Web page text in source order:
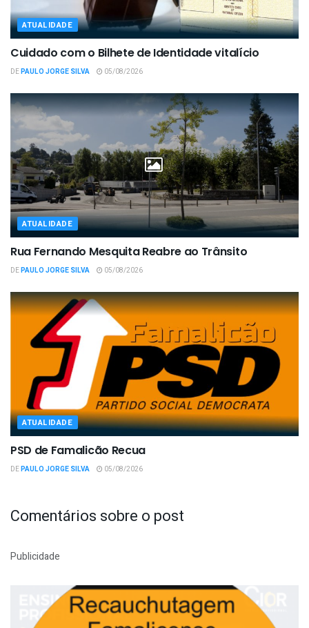
ATUALIDADE
Cuidado com o Bilhete de Identidade vitalício
DEPAULO JORGE SILVA 05/08/2026
ATUALIDADE
Rua Fernando Mesquita Reabre ao Trânsito
DEPAULO JORGE SILVA 05/08/2026
ATUALIDADE
PSD de Famalicão Recua
DEPAULO JORGE SILVA 05/08/2026
Comentários sobre o post
Publicidade